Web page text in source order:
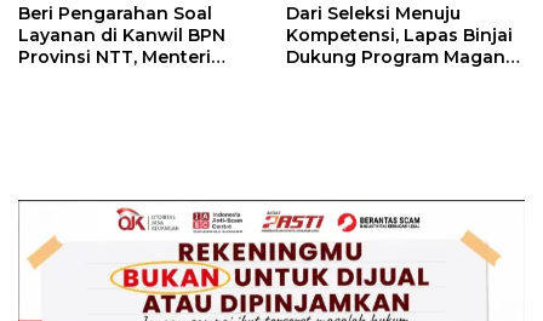
Beri Pengarahan Soal
Layanan di Kanwil BPN
Provinsi NTT, Menteri
Dari Seleksi Menuju
Kompetensi, Lapas Binjai
Dukung Program Magang